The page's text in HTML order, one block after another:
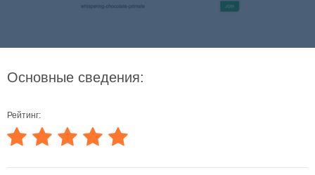
Основные сведения:
Рейтинг: